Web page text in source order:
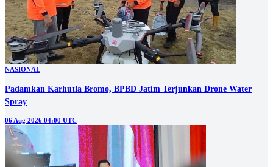
NASIONAL
Padamkan Karhutla Bromo, BPBD Jatim Terjunkan Drone Water
Spray
06 Aug 2026 04:00 UTC